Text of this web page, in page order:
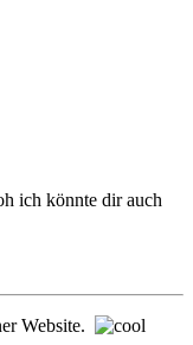
ich könnte dir auch
Website.